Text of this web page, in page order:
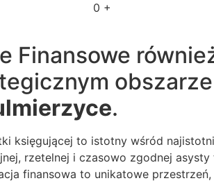
0 +
Finansowe
.
księgującej to istotny wśród
rzetelnej i czasowo zgodnej
finansowa to unikatowe